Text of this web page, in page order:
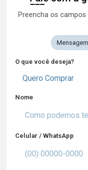
Preencha os
O que você deseja?
Quero Comprar
Nome
Celular / WhatsApp